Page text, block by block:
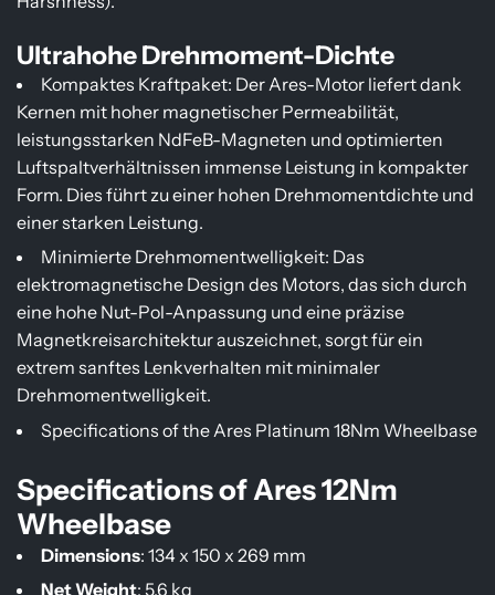
Ultrahohe Drehmoment-Dichte
Kompaktes Kraftpaket: Der Ares-Motor liefert dank
Kernen mit hoher magnetischer Permeabilität,
leistungsstarken NdFeB-Magneten und optimierten
Luftspaltverhältnissen immense Leistung in kompakter
Form. Dies führt zu einer hohen Drehmomentdichte und
einer starken Leistung.
Minimierte Drehmomentwelligkeit: Das
elektromagnetische Design des Motors, das sich durch
eine hohe Nut-Pol-Anpassung und eine präzise
Magnetkreisarchitektur auszeichnet, sorgt für ein
extrem sanftes Lenkverhalten mit minimaler
Drehmomentwelligkeit.
Specifications of the Ares Platinum 18Nm Wheelbase
Specifications of Ares 12Nm
Wheelbase
Dimensions: 134 x 150 x 269 mm
Net Weight: 5.6 kg